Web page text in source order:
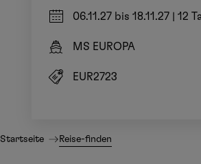
06.11.27 bis 18.11.27 12
MS EUROPA
EUR2723
Startseite Reise-finden